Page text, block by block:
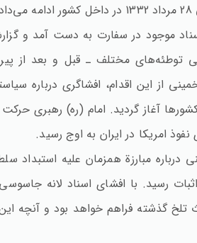
موجود در سفارت به دست آمد و
توطئه‌های مختلف ـ قبل و بعد از
از این اقدام‌، افشاگری درباره
آغاز گردید. امام (ره‌) رهبری
امریکا در ایران به اوج رسید.
درباره مبارزة همزمان علیه
رسید. با افشای اسناد لانه
تلخ گذشته فراهم خواهد بود و آنچه